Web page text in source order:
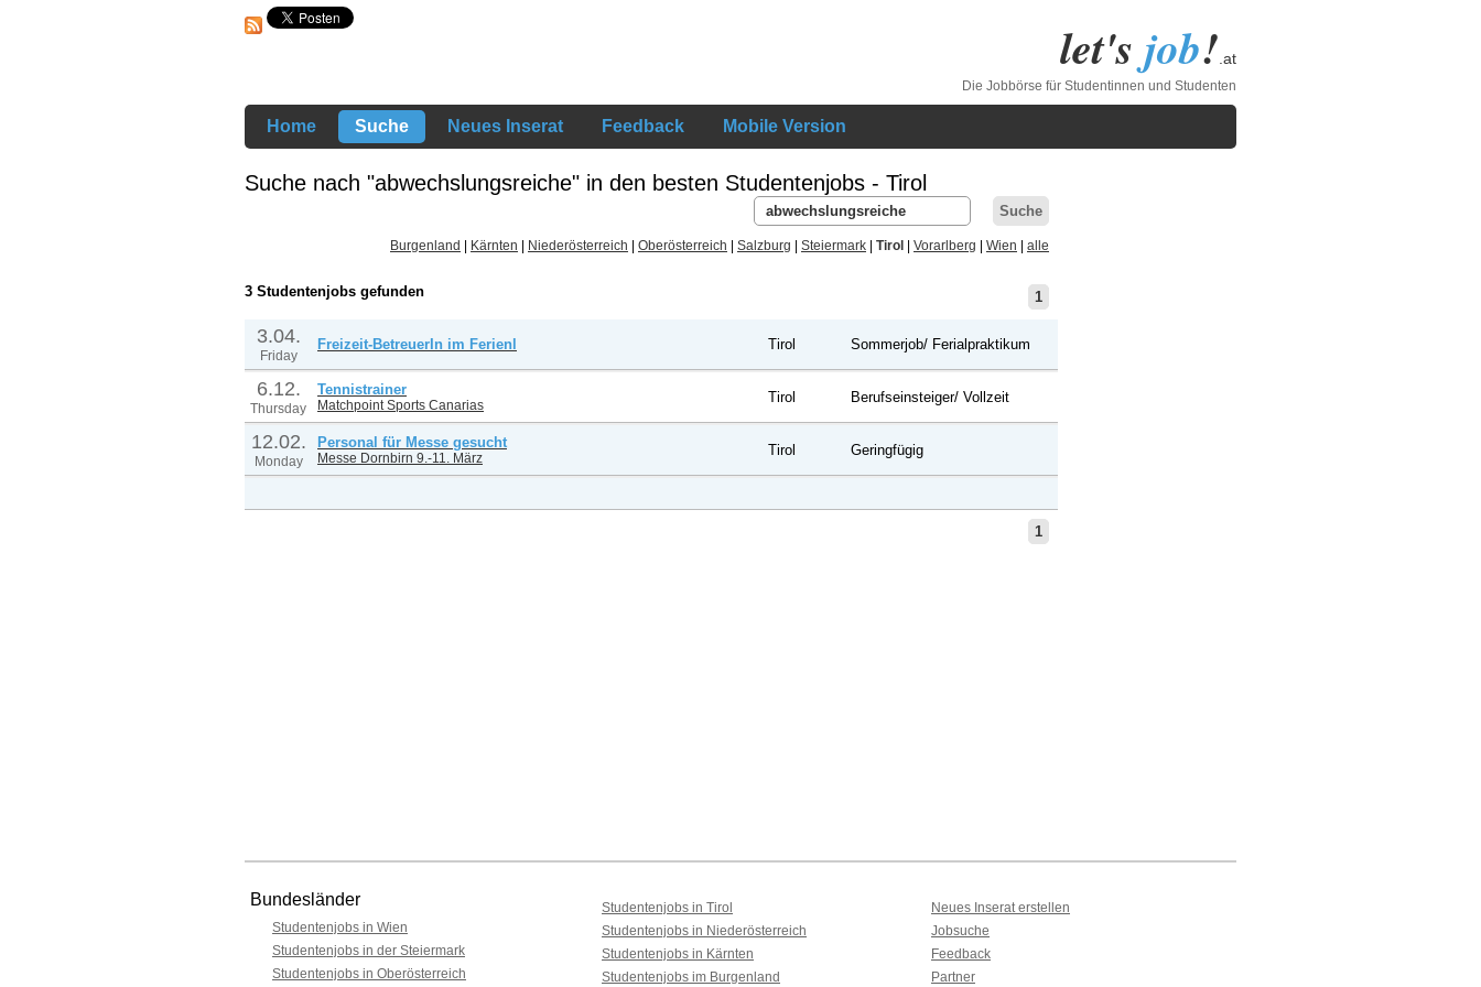
let's job! .at
Die Jobbörse für Studentinnen und Studenten
Home Suche Neues Inserat Feedback Mobile Version
Suche nach "abwechslungsreiche" in den besten Studentenjobs - Tirol
Suche
Burgenland Kärnten Niederösterreich Oberösterreich Salzburg Steiermark Tirol Vorarlberg Wien alle
3 Studentenjobs gefunden 1
3.04.
Friday
Freizeit-BetreuerIn im Ferienl Tirol Sommerjob/ Ferialpraktikum
6.12.
Thursday
Tennistrainer
Matchpoint Sports Canarias Tirol Berufseinsteiger/ Vollzeit
12.02.
Monday
Personal für Messe gesucht
Messe Dornbirn 9.-11. März Tirol Geringfügig
1
Bundesländer
Studentenjobs in Wien
Studentenjobs in der Steiermark
Studentenjobs in Oberösterreich
Studentenjobs in Tirol
Studentenjobs in Niederösterreich
Studentenjobs in Kärnten
Studentenjobs im Burgenland
Neues Inserat erstellen
Jobsuche
Feedback
Partner